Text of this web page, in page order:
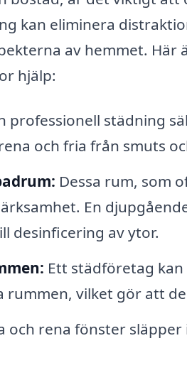
kan eliminera
av hemmet.
hjälp:
professionell städning
och fria från smuts
Dessa rum, som
En
desinficering av ytor.
Ett städföretag
rummen, vilket gör att
och rena fönster